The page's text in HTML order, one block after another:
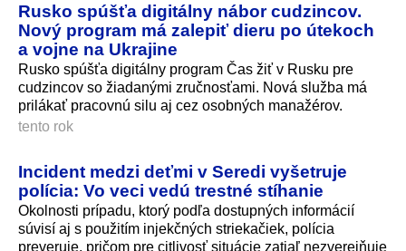
Rusko spúšťa digitálny nábor cudzincov.
Nový program má zalepiť dieru po útekoch
a vojne na Ukrajine
Rusko spúšťa digitálny program Čas žiť v Rusku pre
cudzincov so žiadanými zručnosťami. Nová služba má
prilákať pracovnú silu aj cez osobných manažérov.
tento rok
Incident medzi deťmi v Seredi vyšetruje
polícia: Vo veci vedú trestné stíhanie
Okolnosti prípadu, ktorý podľa dostupných informácií
súvisí aj s použitím injekčných striekačiek, polícia
preveruje, pričom pre citlivosť situácie zatiaľ nezverejňuje